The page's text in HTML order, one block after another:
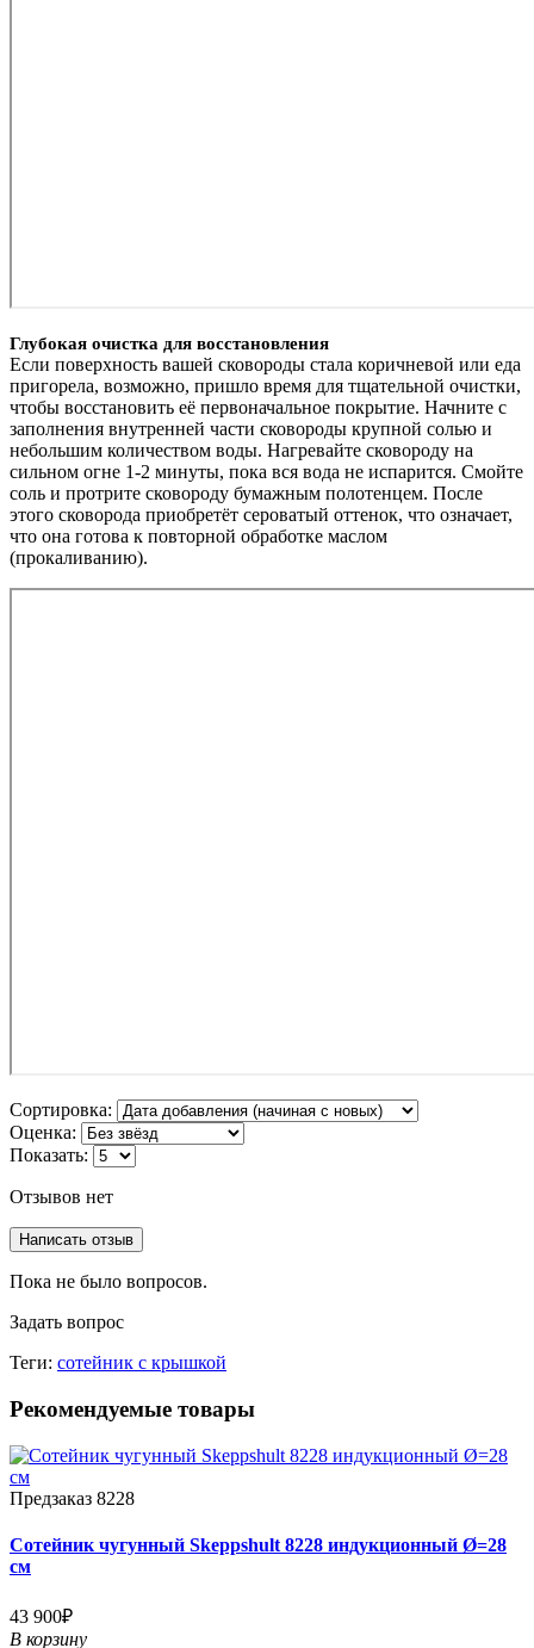
Глубокая очистка для восстановления
Если поверхность вашей сковороды стала коричневой или еда
пригорела, возможно, пришло время для тщательной очистки,
чтобы восстановить её первоначальное покрытие. Начните с
заполнения внутренней части сковороды крупной солью и
небольшим количеством воды. Нагревайте сковороду на
сильном огне 1-2 минуты, пока вся вода не испарится. Смойте
соль и протрите сковороду бумажным полотенцем. После
этого сковорода приобретёт сероватый оттенок, что означает,
что она готова к повторной обработке маслом
(прокаливанию).
Сортировка:
Оценка:
Показать:
Отзывов нет
Написать отзыв
Пока не было вопросов.
Задать вопрос
Теги: сотейник с крышкой
Рекомендуемые товары
Предзаказ 8228
Сотейник чугунный Skeppshult 8228 индукционный Ø=28
см
43 900₽
В корзину